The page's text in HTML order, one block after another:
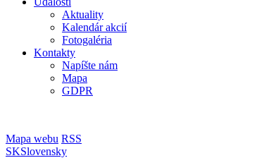
Aktuality
Kalendár akcií
Fotogaléria
Kontakty
Napíšte nám
Mapa
GDPR
Mapa webu RSS
SKSlovensky